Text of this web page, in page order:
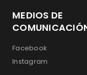
MEDIOS DE
Facebook
Instagram